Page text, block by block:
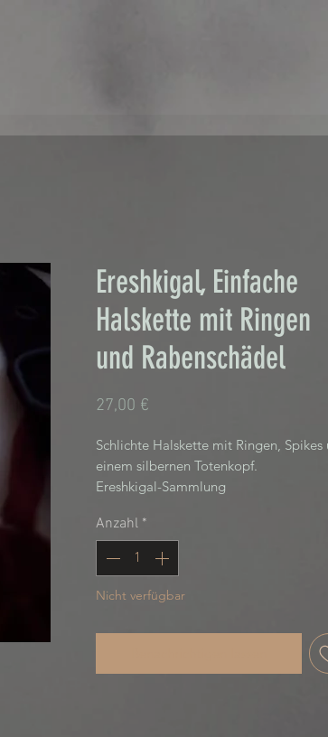
Ereshkigal, Einfache
Halskette mit Ringen
und Rabenschädel
27,00 €
Schlichte Halskette mit Ringen, Spikes
einem silbernen Totenkopf.
Ereshkigal-Sammlung
Anzahl *
Nicht verfügbar